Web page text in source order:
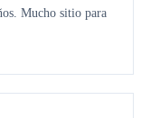
Mucho sitio para